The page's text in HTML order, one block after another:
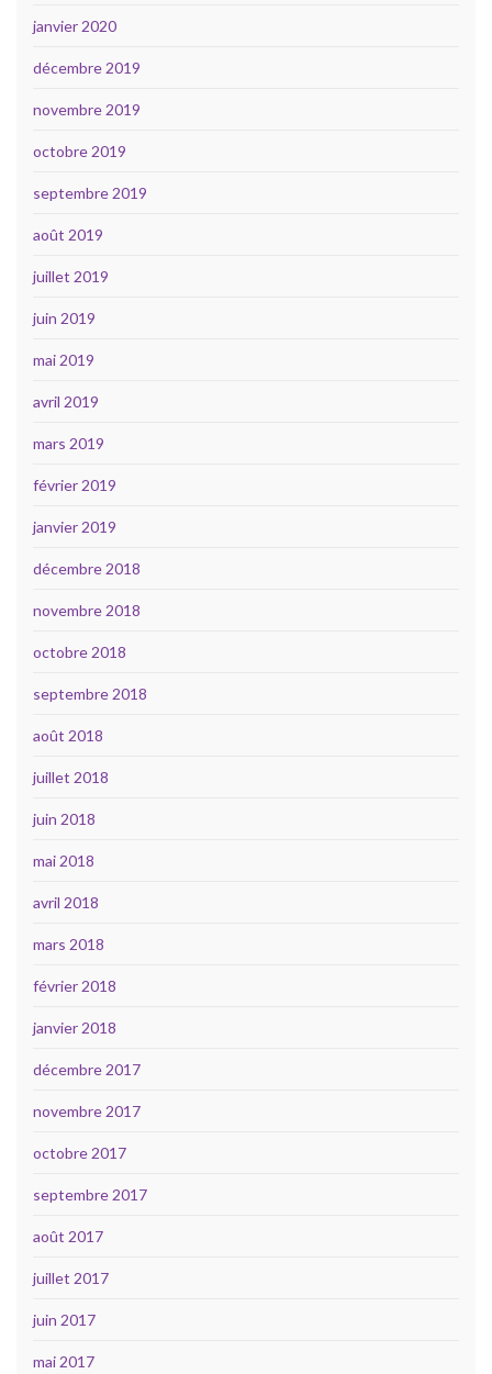
janvier 2020
décembre 2019
novembre 2019
octobre 2019
septembre 2019
août 2019
juillet 2019
juin 2019
mai 2019
avril 2019
mars 2019
février 2019
janvier 2019
décembre 2018
novembre 2018
octobre 2018
septembre 2018
août 2018
juillet 2018
juin 2018
mai 2018
avril 2018
mars 2018
février 2018
janvier 2018
décembre 2017
novembre 2017
octobre 2017
septembre 2017
août 2017
juillet 2017
juin 2017
mai 2017